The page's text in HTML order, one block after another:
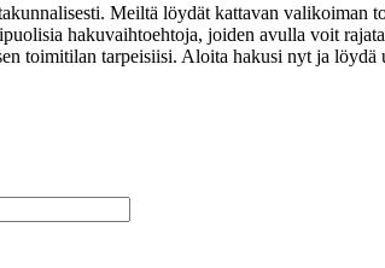
Meiltä löydät kattavan valikoiman
hakuvaihtoehtoja, joiden avulla voit
toimitilan tarpeisiisi. Aloita hakusi nyt ja löydä